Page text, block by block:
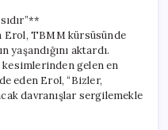
TBMM kürsüsünde
aktardı.
gelen en
eden Erol, “Bizler,
davranışlar sergilemekle